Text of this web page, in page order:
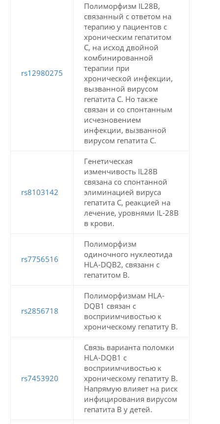
rs12980275
Полиморфизм IL28B,
связанный с ответом на
терапию у пациентов с
хроническим гепатитом
С, на исход двойной
комбинированной
терапии при
хронической инфекции,
вызванной вирусом
гепатита С. Но также
связан и со спонтанным
исчезновением
инфекции, вызванной
вирусом гепатита С.
rs8103142
Генетическая
изменчивость IL28B
связана со спонтанной
элиминацией вируса
гепатита С, реакцией на
лечение, уровнями IL-28B
в крови.
rs7756516
Полиморфизм
одиночного нуклеотида
HLA-DQB2, связанн с
гепатитом В.
rs2856718
Полиморфизмам HLA-
DQB1 связан с
восприимчивостью к
хроническому гепатиту В.
rs7453920
Связь варианта поломки
HLA-DQB1 с
восприимчивостью к
хроническому гепатиту В.
Напрямую влияет на риск
инфицирования вирусом
гепатита В у детей.